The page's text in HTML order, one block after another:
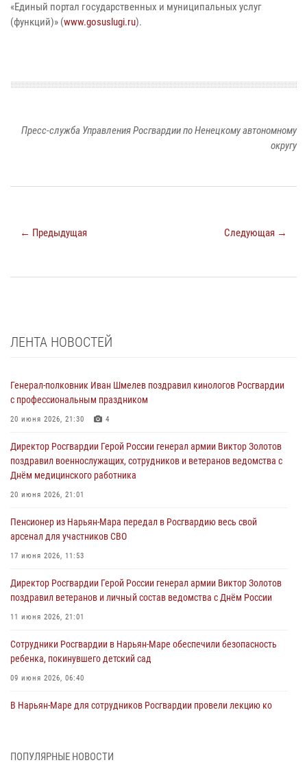
«Единый портал государственных и муниципальных услуг
(функций)» (www.gosuslugi.ru).
Пресс-служба Управления Росгвардии по Ненецкому автономному
округу
← Предыдущая Следующая →
ЛЕНТА НОВОСТЕЙ
Генерал-полковник Иван Шмелев поздравил кинологов Росгвардии
с профессиональным праздником
20 июня 2026, 21:30 4
Директор Росгвардии Герой России генерал армии Виктор Золотов
поздравил военнослужащих, сотрудников и ветеранов ведомства с
Днём медицинского работника
20 июня 2026, 21:01
Пенсионер из Нарьян-Мара передал в Росгвардию весь свой
арсенал для участников СВО
17 июня 2026, 11:53
Директор Росгвардии Герой России генерал армии Виктор Золотов
поздравил ветеранов и личный состав ведомства с Днём России
11 июня 2026, 21:01
Сотрудники Росгвардии в Нарьян-Маре обеспечили безопасность
ребенка, покинувшего детский сад
09 июня 2026, 06:40
В Нарьян-Маре для сотрудников Росгвардии провели лекцию ко
ПОПУЛЯРНЫЕ НОВОСТИ